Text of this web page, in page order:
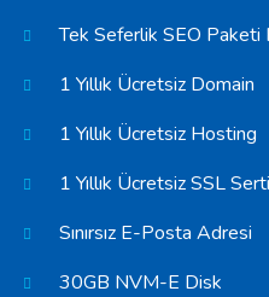
Tek Seferlik SEO Paketi
1 Yıllık Ücretsiz Domain
1 Yıllık Ücretsiz Hosting
1 Yıllık Ücretsiz SSL
Sınırsız E-Posta Adresi
30GB NVM-E Disk